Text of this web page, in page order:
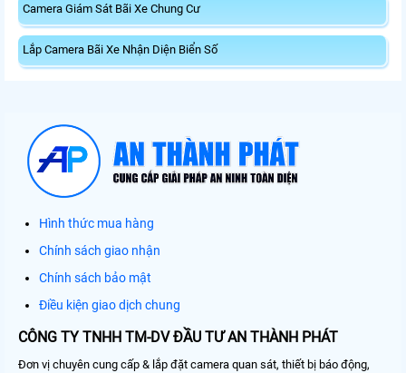
Camera Giám Sát Bãi Xe Chung Cư
Lắp Camera Bãi Xe Nhận Diện Biển Số
Hình thức mua hàng
Chính sách giao nhận
Chính sách bảo mật
Điều kiện giao dịch chung
CÔNG TY TNHH TM-DV ĐẦU TƯ AN THÀNH PHÁT
Đơn vị chuyên cung cấp & lắp đặt camera quan sát, thiết bị báo động,